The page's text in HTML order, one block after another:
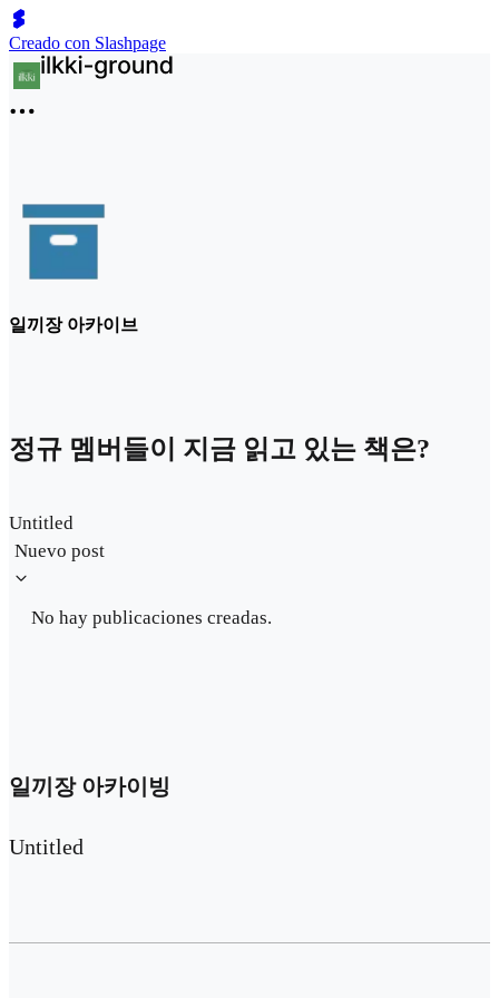
Creado con Slashpage
일끼장 아카이브
정규 멤버들이 지금 읽고 있는 책은?
Untitled
Nuevo post
No hay publicaciones creadas.
일끼장 아카이빙
Untitled